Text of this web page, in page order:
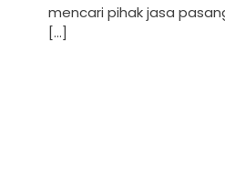
mencari pihak jasa
[…]